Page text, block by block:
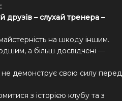
друзів – слухай тренера –
на шкоду іншим.
а більш досвідчені —
не демонструє свою силу перед
з історією клубу та з